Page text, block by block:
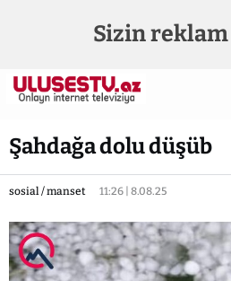
Sizin
Şahdağa dolu düşüb
sosial / manset 11:26 | 8.08.25